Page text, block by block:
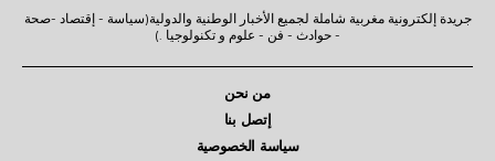
جريدة إلكترونية مغربية شاملة لجميع الأخبار الوطنية والدولية(سياسة - إقتصاد -صحة
- حوادث - فن - علوم و تكنولوجيا .)
من نحن
إتصل بنا
سياسة الخصوصية